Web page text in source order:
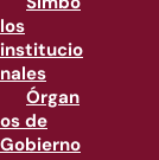
los
institucio
nales
Órgan
os de
Gobierno